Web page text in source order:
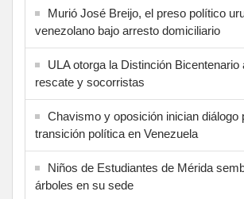
Murió José Breijo, el preso político
venezolano bajo arresto domiciliario
ULA otorga la Distinción Bicentenario
rescate y socorristas
Chavismo y oposición inician diálogo
transición política en Venezuela
Niños de Estudiantes de Mérida
árboles en su sede